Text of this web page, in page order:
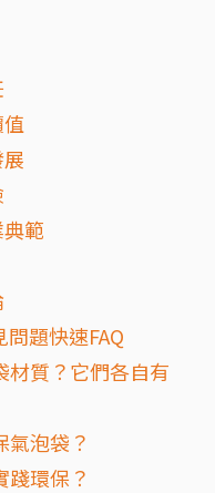
範
題快速FAQ
材質？它們各自有
氣泡袋？
踐環保？